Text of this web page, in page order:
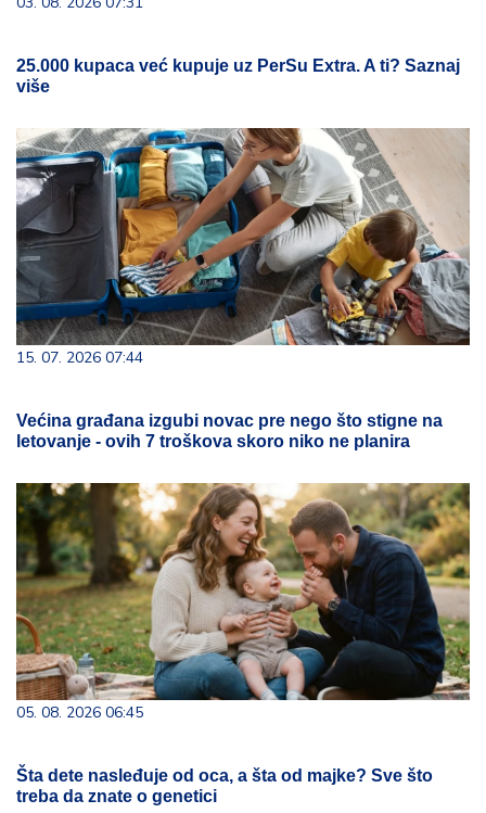
25.000 kupaca već kupuje uz PerSu Extra. A ti? Saznaj
više
15. 07. 2026 07:44
Većina građana izgubi novac pre nego što stigne na
letovanje - ovih 7 troškova skoro niko ne planira
05. 08. 2026 06:45
Šta dete nasleđuje od oca, a šta od majke? Sve što
treba da znate o genetici